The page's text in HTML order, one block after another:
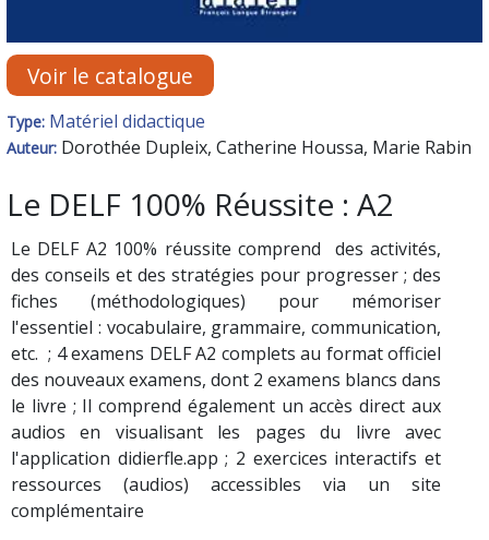
Voir le catalogue
Type: Matériel didactique
Auteur: Dorothée Dupleix, Catherine Houssa, Marie Rabin
Le DELF 100% Réussite : A2
Le DELF A2 100% réussite comprend des activités,
des conseils et des stratégies pour progresser ; des
fiches (méthodologiques) pour mémoriser
l'essentiel : vocabulaire, grammaire, communication,
etc. ; 4 examens DELF A2 complets au format officiel
des nouveaux examens, dont 2 examens blancs dans
le livre ; Il comprend également un accès direct aux
audios en visualisant les pages du livre avec
l'application didierfle.app ; 2 exercices interactifs et
ressources (audios) accessibles via un site
complémentaire